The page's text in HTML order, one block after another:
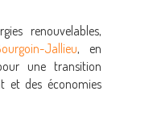
renouvelables,
Jallieu, en
une transition
et des économies